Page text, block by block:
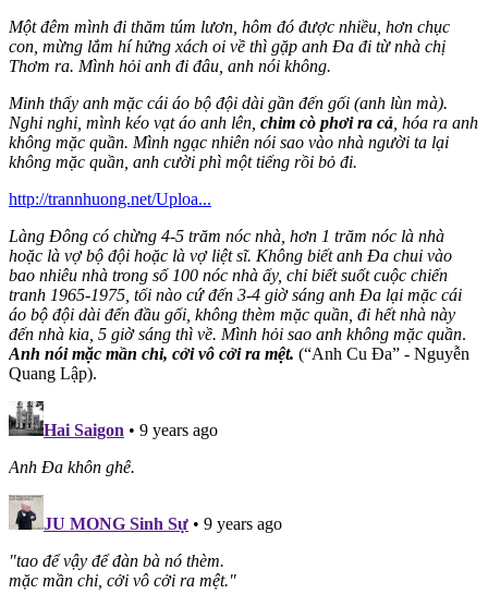
Một đêm mình đi thăm túm lươn, hôm đó được nhiều, hơn chục
con, mừng lắm hí hửng xách oi về thì gặp anh Đa đi từ nhà chị
Thơm ra. Mình hỏi anh đi đâu, anh nói không.
Minh thấy anh mặc cái áo bộ đội dài gần đến gối (anh lùn mà).
Nghi nghi, mình kéo vạt áo anh lên, chim cò phơi ra cả , hóa ra anh
không mặc quần. Mình ngạc nhiên nói sao vào nhà người ta lại
không mặc quần, anh cười phì một tiếng rồi bỏ đi.
http://trannhuong.net/Uploa...
Làng Đông có chừng 4-5 trăm nóc nhà, hơn 1 trăm nóc là nhà
hoặc là vợ bộ đội hoặc là vợ liệt sĩ. Không biết anh Đa chui vào
bao nhiêu nhà trong số 100 nóc nhà ấy, chỉ biết suốt cuộc chiến
tranh 1965-1975, tối nào cứ đến 3-4 giờ sáng anh Đa lại mặc cái
áo bộ đội dài đến đầu gối, không thèm mặc quần, đi hết nhà này
đến nhà kia, 5 giờ sáng thì về. Mình hỏi sao anh không mặc quần.
Anh nói mặc mần chi, cởi vô cởi ra mệt. (“Anh Cu Đa” - Nguyễn
Quang Lập).
Hai Saigon • 9 years ago
Anh Đa khôn ghê.
JU MONG Sinh Sự • 9 years ago
"tao để vậy để đàn bà nó thèm.
mặc mần chi, cởi vô cởi ra mệt."